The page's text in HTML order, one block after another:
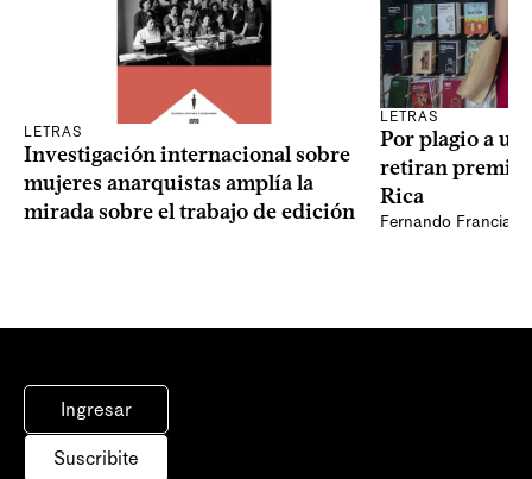
LETRAS
Investigación internacional sobre
mujeres anarquistas amplía la
mirada sobre el trabajo de edición
LETRAS
Por plagio a
retiran premio
Rica
Fernando Francia,
Ingresar
Suscribite